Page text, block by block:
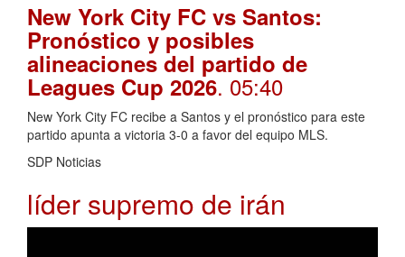
New York City FC vs Santos:
Pronóstico y posibles
alineaciones del partido de
Leagues Cup 2026. 05:40
New York City FC recibe a Santos y el pronóstico para este
partido apunta a victoria 3-0 a favor del equipo MLS.
SDP Noticias
líder supremo de irán